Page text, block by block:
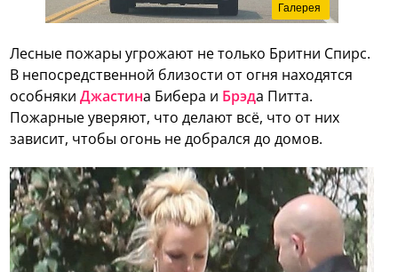
Галерея
Лесные пожары угрожают не только Бритни Спирс.
В непосредственной близости от огня находятся
особнякиДжастина Бибера и Брэда Питта.
Пожарные уверяют, что делают всё, что от них
зависит, чтобы огонь не добрался до домов.